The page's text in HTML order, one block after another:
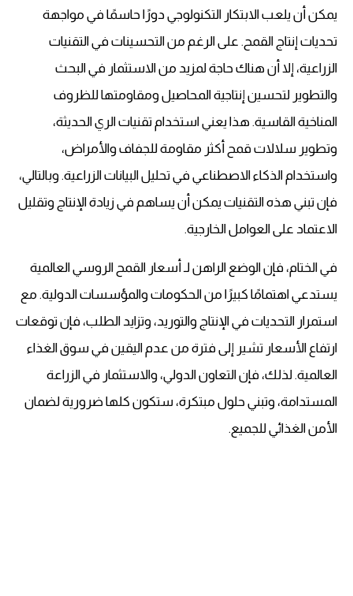
يمكن أن يلعب الابتكار التكنولوجي دورًا حاسمًا في مواجهة
تحديات إنتاج القمح. على الرغم من التحسينات في التقنيات
الزراعية، إلا أن هناك حاجة لمزيد من الاستثمار في البحث
والتطوير لتحسين إنتاجية المحاصيل ومقاومتها للظروف
المناخية القاسية. هذا يعني استخدام تقنيات الري الحديثة،
وتطوير سلالات قمح أكثر مقاومة للجفاف والأمراض،
واستخدام الذكاء الاصطناعي في تحليل البيانات الزراعية. وبالتالي،
فإن تبني هذه التقنيات يمكن أن يساهم في زيادة الإنتاج وتقليل
الاعتماد على العوامل الخارجية.
في الختام، فإن الوضع الراهن لـ أسعار القمح الروسي العالمية
يستدعي اهتمامًا كبيرًا من الحكومات والمؤسسات الدولية. مع
استمرار التحديات في الإنتاج والتوريد، وتزايد الطلب، فإن توقعات
ارتفاع الأسعار تشير إلى فترة من عدم اليقين فيسوق الغذاء
العالمية. لذلك، فإن التعاون الدولي، والاستثمار في الزراعة
المستدامة، وتبني حلول مبتكرة، ستكون كلها ضرورية لضمان
الأمن الغذائيللجميع.